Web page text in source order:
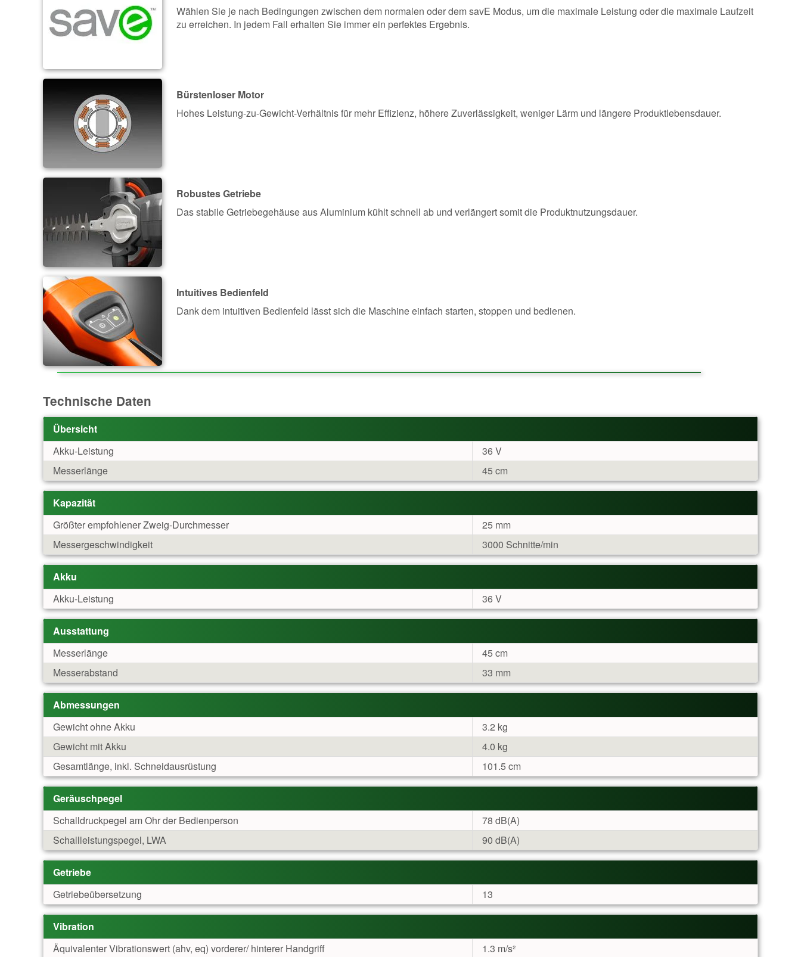
Wählen Sie je nach Bedingungen zwischen dem normalen oder dem savE Modus, um die maximale Leistung oder die maximale Laufzeit
zu erreichen. In jedem Fall erhalten Sie immer ein perfektes Ergebnis.
Bürstenloser Motor
Hohes Leistung-zu-Gewicht-Verhältnis für mehr Effizienz, höhere Zuverlässigkeit, weniger Lärm und längere Produktlebensdauer.
Robustes Getriebe
Das stabile Getriebegehäuse aus Aluminium kühlt schnell ab und verlängert somit die Produktnutzungsdauer.
Intuitives Bedienfeld
Dank dem intuitiven Bedienfeld lässt sich die Maschine einfach starten, stoppen und bedienen.
Technische Daten
Übersicht
Akku-Leistung
36 V
Messerlänge
45 cm
Kapazität
Größter empfohlener Zweig-Durchmesser
25 mm
Messergeschwindigkeit
3000 Schnitte/min
Akku
Akku-Leistung
36 V
Ausstattung
Messerlänge
45 cm
Messerabstand
33 mm
Abmessungen
Gewicht ohne Akku
3.2 kg
Gewicht mit Akku
4.0 kg
Gesamtlänge, inkl. Schneidausrüstung
101.5 cm
Geräuschpegel
Schalldruckpegel am Ohr der Bedienperson
78 dB(A)
Schallleistungspegel, LWA
90 dB(A)
Getriebe
Getriebeübersetzung
13
Vibration
Äquivalenter Vibrationswert (ahv, eq) vorderer/ hinterer Handgriff
1.3 m/s²